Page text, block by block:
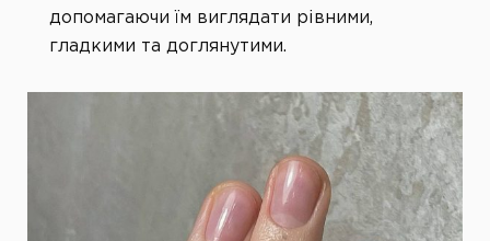
допомагаючи їм виглядати рівними,
гладкими та доглянутими.